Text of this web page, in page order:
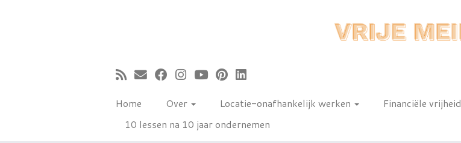
Home Over Locatie-onafhankelijk werken Financiële vrijheid
10 lessen na 10 jaar ondernemen